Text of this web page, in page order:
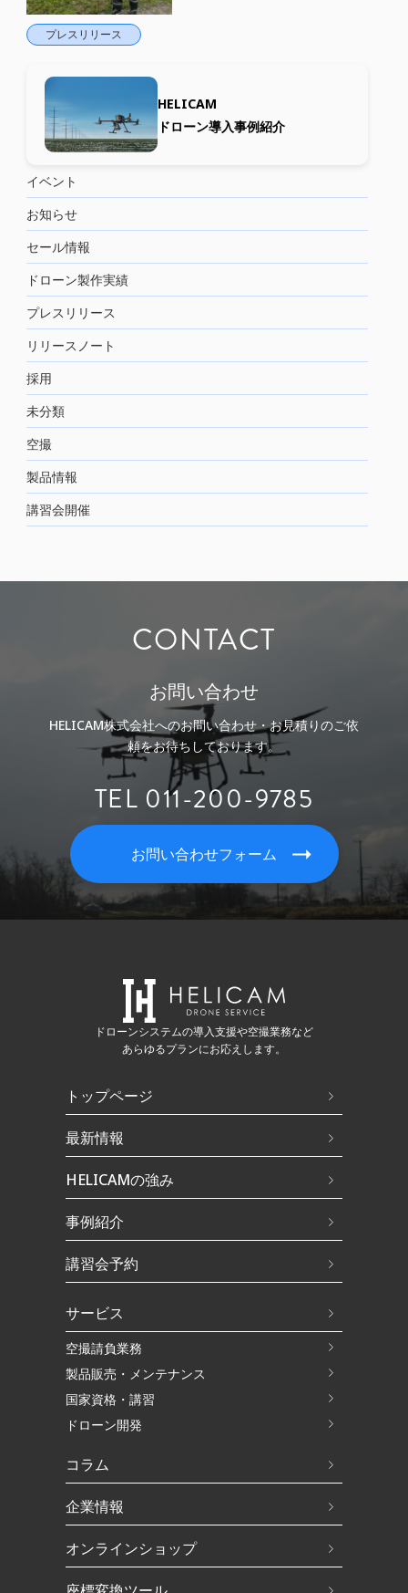
プレスリリース
HELICAM
ドローン導入事例紹介
イベント
お知らせ
セール情報
ドローン製作実績
プレスリリース
リリースノート
採用
未分類
空撮
製品情報
講習会開催
CONTACT
お問い合わせ
HELICAM株式会社へのお問い合わせ・お見積りのご依
頼をお待ちしております。
TEL 011-200-9785
お問い合わせフォーム
ドローンシステムの導入支援や空撮業務など
あらゆるプランにお応えします。
トップページ
最新情報
HELICAMの強み
事例紹介
講習会予約
サービス
空撮請負業務
製品販売・メンテナンス
国家資格・講習
ドローン開発
コラム
企業情報
オンラインショップ